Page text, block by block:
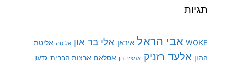
תגיות
WOKE אבי הראל איראן אלי בר און אליטה אליטת
ההון אלעד רזניק אמציה חן אסלאם ארצות הברית גדעון